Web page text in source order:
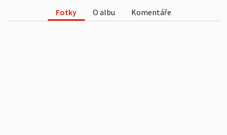
Fotky O albu Komentáře